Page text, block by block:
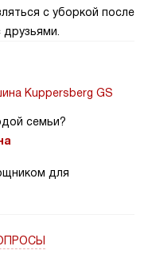
с уборкой после
Kuppersberg GS
семьи?
для